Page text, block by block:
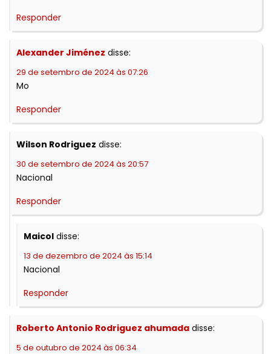
Responder
Alexander Jiménez disse:
29 de setembro de 2024 às 07:26
Mo
Responder
Wilson Rodriguez disse:
30 de setembro de 2024 às 20:57
Nacional
Responder
Maicol disse:
13 de dezembro de 2024 às 15:14
Nacional
Responder
Roberto Antonio Rodriguez ahumada disse:
5 de outubro de 2024 às 06:34